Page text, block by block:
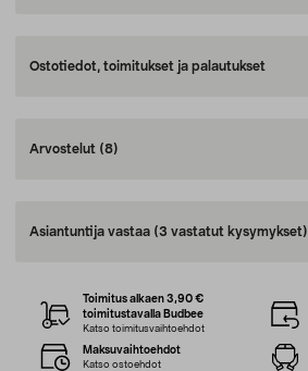
Ostotiedot, toimitukset ja palautukset
Arvostelut (8)
Asiantuntija vastaa (3 vastatut kysymykset)
Toimitus alkaen 3,90 €
toimitustavalla Budbee
Katso toimitusvaihtoehdot
Maksuvaihtoehdot
Katso ostoehdot